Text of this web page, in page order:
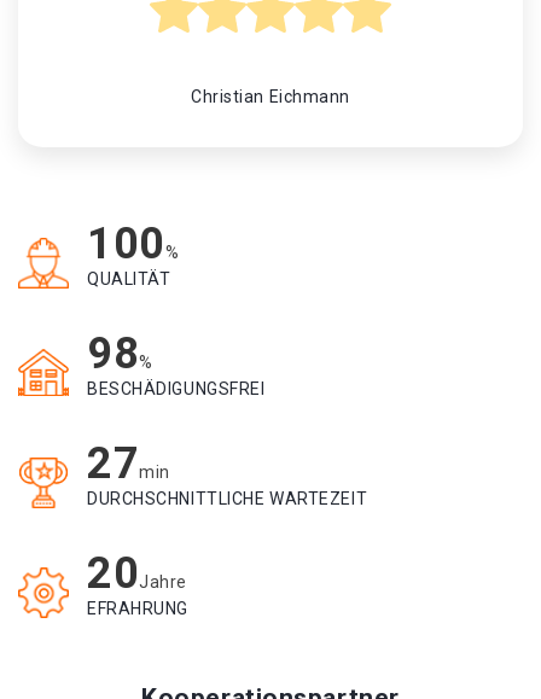
Christian Eichmann
100%
QUALITÄT
98%
BESCHÄDIGUNGSFREI
27min
DURCHSCHNITTLICHE WARTEZEIT
20Jahre
EFRAHRUNG